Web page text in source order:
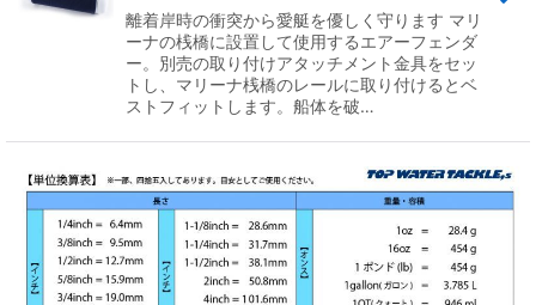
離着岸時の衝突から愛艇を優しく守ります マリ
ーナの桟橋に設置して使用するエアーフェンダ
ー。別売の取り付けアタッチメント金具をセッ
トし、マリーナ桟橋のレールに取り付けるとベ
ストフィットします。船体を破…